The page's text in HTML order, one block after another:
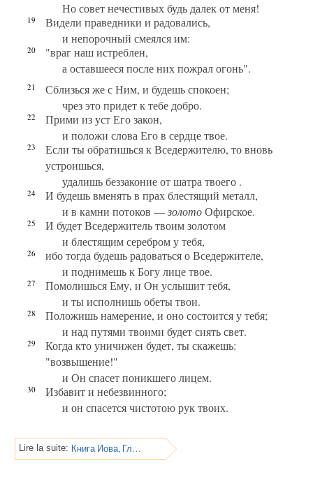
Но совет нечестивых будь далек от меня!
19
Видели праведники и радовались,
и непорочный смеялся им:
20
"враг наш истреблен,
а оставшееся после них пожрал огонь".
21
Сблизься же с Ним, и будешь спокоен;
чрез это придет к тебе добро.
22
Прими из уст Его закон,
и положи слова Его в сердце твое.
23
Если ты обратишься к Вседержителю, то вновь
устроишься,
удалишь беззаконие от шатра твоего .
24
И будешь вменять в прах блестящий металл,
и в камни потоков —золотоОфирское.
25
И будет Вседержитель твоим золотом
и блестящим серебром у тебя,
26
ибо тогда будешь радоваться о Вседержителе,
и поднимешь к Богу лице твое.
27
Помолишься Ему, и Он услышит тебя,
и ты исполнишь обеты твои.
28
Положишь намерение, и оно состоится у тебя;
и над путями твоими будет сиять свет.
29
Когда кто уничижен будет, ты скажешь:
"возвышение!"
и Он спасет поникшего лицем.
30
Избавит и небезвинного;
и он спасется чистотою рук твоих.
Lire la suite: Книга Иова, Глава 23